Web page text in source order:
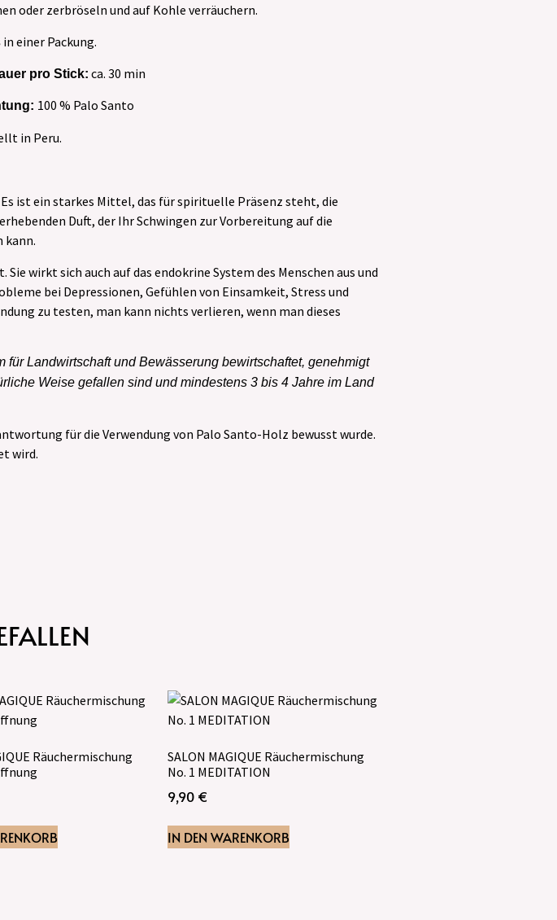
oder zerbröseln und auf Kohle verräuchern.
in einer Packung.
pro Stick: ca. 30 min
100 % Palo Santo
in Peru.
ist ein starkes Mittel, das für spirituelle Präsenz steht, die
Duft, der Ihr Schwingen zur Vorbereitung auf die
kann.
wirkt sich auch auf das endokrine System des Menschen aus und
bei Depressionen, Gefühlen von Einsamkeit, Stress und
zu testen, man kann nichts verlieren, wenn man dieses
Landwirtschaft und Bewässerung bewirtschaftet, genehmigt
Weise gefallen sind und mindestens 3 bis 4 Jahre im Land
für die Verwendung von Palo Santo-Holz bewusst wurde.
wird.
Räuchermischung
SALON MAGIQUE Räuchermischung
No. 1 MEDITATION
9,90 €
IN DEN WARENKORB